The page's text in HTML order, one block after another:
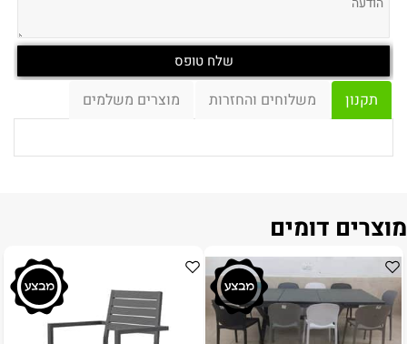
תקנון משלוחים והחזרות מוצרים משלמים
מוצרים דומים